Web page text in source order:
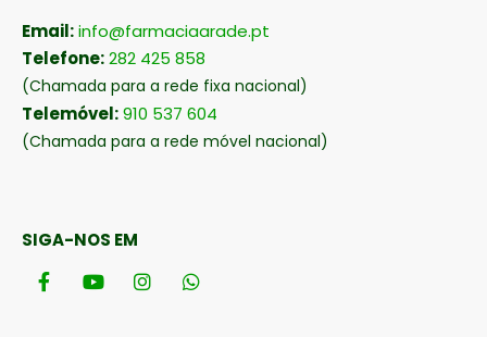
Email:info@farmaciaarade.pt
Telefone:282 425 858
(Chamada para a rede fixa nacional)
Telemóvel:910 537 604
(Chamada para a rede móvel nacional)
SIGA-NOS EM